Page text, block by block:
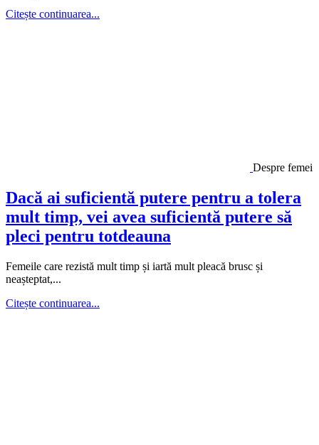
Citește continuarea...
Despre femei
Dacă ai suficientă putere pentru a tolera
mult timp, vei avea suficientă putere să
pleci pentru totdeauna
Femeile care rezistă mult timp și iartă mult pleacă brusc și
neașteptat,...
Citește continuarea...